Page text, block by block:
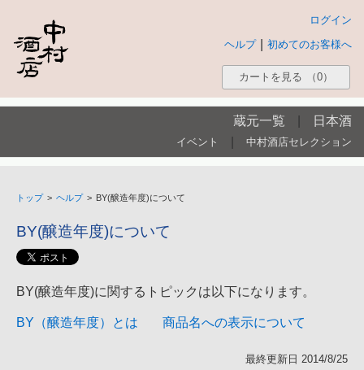
ログイン
初めてのお客様へ
ヘルプ
カートを見る （0）
蔵元一覧 日本酒
イベント 中村酒店セレクション
トップ > ヘルプ > BY(醸造年度)について
BY(醸造年度)について
BY(醸造年度)に関するトピックは以下になります。
BY（醸造年度）とは 商品名への表示について
最終更新日 2014/8/25